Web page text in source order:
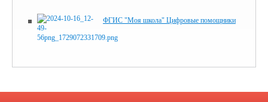
ФГИС "Моя школа" Цифровые помощники